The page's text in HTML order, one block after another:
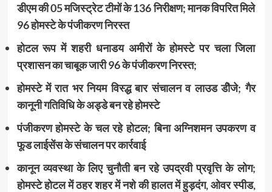
डीएम की 05 मजिस्ट्रेट टीमों के 136 निरीक्षण; मानक विपरित मिले
96 होमस्टे के पंजीकरण निरस्त
होटल रूप में शहरी धनाडय अमीरों के होमस्टे पर चला जिला
प्रशासन का चाबूक जारी 96 के पंजीकरण निरस्त;
होमस्टे में रात भर नियम विस्द्ध बार संचालन व लाउड डीेजे; गैर
कानूनी गतिविधि के अड्डे बन रहे होमस्टे
पंजीकरण होमस्टे के चल रहे होटल; बिना अग्निशमन उपकरण व
फूड लाईसेंस के संचालन पर कार्रवाई
कानून व्यवस्था के लिए चुनौती बन रहे उपद्रवी प्रवृत्ति के लोग;
होमस्टे होटल में ठहर शहर में नशे की हालत में हुड़दंग, ओवर स्पीड,